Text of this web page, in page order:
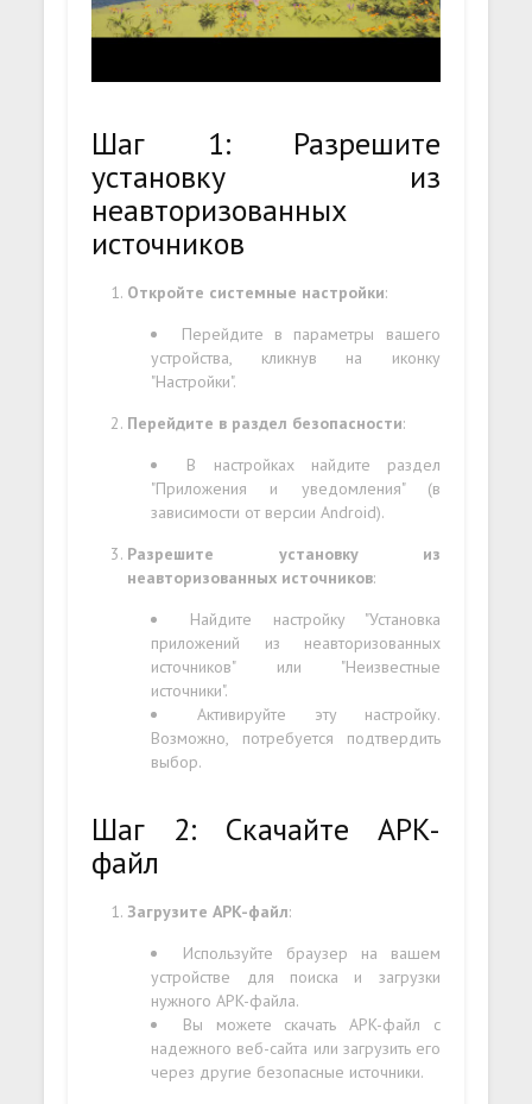
Шаг 1: Разрешите
установку из
неавторизованных
источников
Откройте системные настройки:
Перейдите в параметры вашего
устройства, кликнув на иконку
"Настройки".
Перейдите в раздел безопасности:
В настройках найдите раздел
"Приложения и уведомления" (в
зависимости от версии Android).
Разрешите установку из
неавторизованных источников:
Найдите настройку "Установка
приложений из неавторизованных
источников" или "Неизвестные
источники".
Активируйте эту настройку.
Возможно, потребуется подтвердить
выбор.
Шаг 2: Скачайте APK-
файл
Загрузите APK-файл:
Используйте браузер на вашем
устройстве для поиска и загрузки
нужного APK-файла.
Вы можете скачать APK-файл с
надежного веб-сайта или загрузить его
через другие безопасные источники.